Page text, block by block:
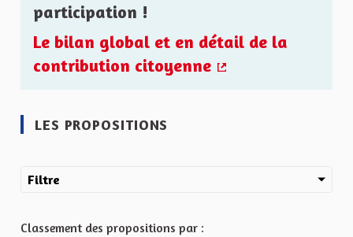
participation !
Le bilan global et en détail de la
contribution citoyenne
LES PROPOSITIONS
Filtre
Classement des propositions par :